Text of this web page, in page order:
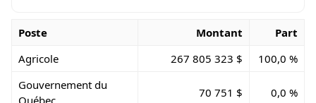
Poste Montant
Part
Agricole
267 805 323 $
100,0 %
Gouvernement du
70 751 $ 0,0 %